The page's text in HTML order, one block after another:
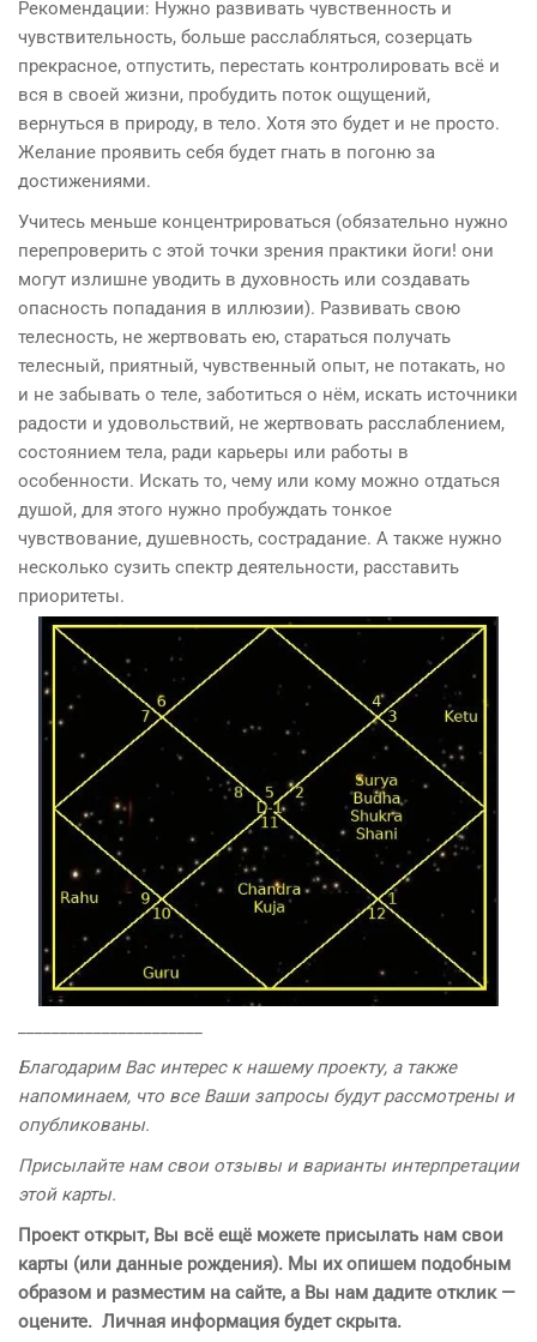
Рекомендации: Нужно развивать чувственность и
чувствительность, больше расслабляться, созерцать
прекрасное, отпустить, перестать контролировать всё и
вся в своей жизни, пробудить поток ощущений,
вернуться в природу, в тело. Хотя это будет и не просто.
Желание проявить себя будет гнать в погоню за
достижениями.
Учитесь меньше концентрироваться (обязательно нужно
перепроверить с этой точки зрения практики йоги! они
могут излишне уводить в духовность или создавать
опасность попадания в иллюзии). Развивать свою
телесность, не жертвовать ею, стараться получать
телесный, приятный, чувственный опыт, не потакать, но
и не забывать о теле, заботиться о нём, искать источники
радости и удовольствий, не жертвовать расслаблением,
состоянием тела, ради карьеры или работы в
особенности. Искать то, чему или кому можно отдаться
душой, для этого нужно пробуждать тонкое
чувствование, душевность, сострадание. А также нужно
несколько сузить спектр деятельности, расставить
приоритеты.
Благодарим Вас интерес к нашему проекту, а также
напоминаем, что все Ваши запросы будут рассмотрены и
опубликованы.
Присылайте нам свои отзывы и варианты интерпретации
этой карты.
Проект открыт, Вы всё ещё можете присылать нам свои
карты (или данные рождения). Мы их опишем подобным
образом и разместим на сайте, а Вы нам дадите отклик —
оцените. Личная информация будет скрыта.